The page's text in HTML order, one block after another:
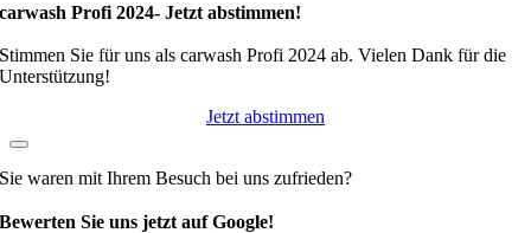
carwash Profi 2024- Jetzt abstimmen!
Stimmen Sie für uns als carwash Profi 2024 ab. Vielen Dank für die
Unterstützung!
Jetzt abstimmen
Sie waren mit Ihrem Besuch bei uns zufrieden?
Bewerten Sie uns jetzt auf Google!